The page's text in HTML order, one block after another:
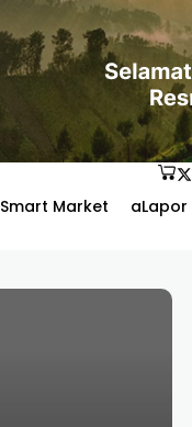
Smart Market aLapor